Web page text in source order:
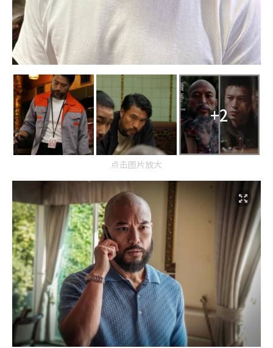
+2
点击图片放大